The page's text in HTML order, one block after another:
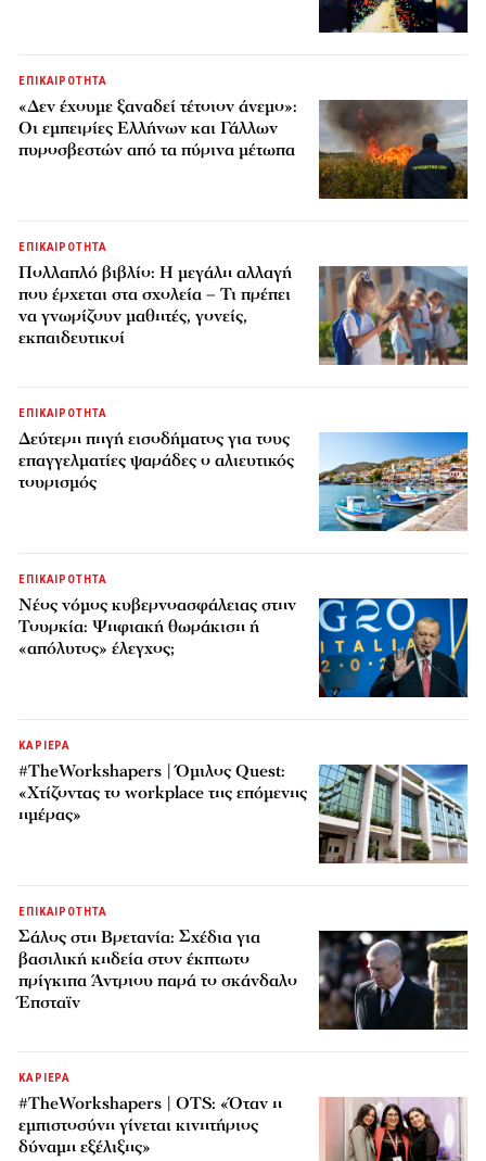
ΕΠΙΚΑΙΡΟΤΗΤΑ
«Δεν έχουμε ξαναδεί τέτοιον άνεμο»:
Οι εμπειρίες Ελλήνων και Γάλλων
πυροσβεστών από τα πύρινα μέτωπα
ΕΠΙΚΑΙΡΟΤΗΤΑ
Πολλαπλό βιβλίο: Η μεγάλη αλλαγή
που έρχεται στα σχολεία – Τι πρέπει
να γνωρίζουν μαθητές, γονείς,
εκπαιδευτικοί
ΕΠΙΚΑΙΡΟΤΗΤΑ
Δεύτερη πηγή εισοδήματος για τους
επαγγελματίες ψαράδες ο αλιευτικός
τουρισμός
ΕΠΙΚΑΙΡΟΤΗΤΑ
Νέος νόμος κυβερνοασφάλειας στην
Τουρκία: Ψηφιακή θωράκιση ή
«απόλυτος» έλεγχος;
ΚΑΡΙΕΡΑ
#TheWorkshapers | Όμιλος Quest:
«Χτίζοντας το workplace της επόμενης
ημέρας»
ΕΠΙΚΑΙΡΟΤΗΤΑ
Σάλος στη Βρετανία: Σχέδια για
βασιλική κηδεία στον έκπτωτο
πρίγκιπα Άντριου παρά το σκάνδαλο
Έπσταϊν
ΚΑΡΙΕΡΑ
#TheWorkshapers | OTS: «Όταν η
εμπιστοσύνη γίνεται κινητήριος
δύναμη εξέλιξης»